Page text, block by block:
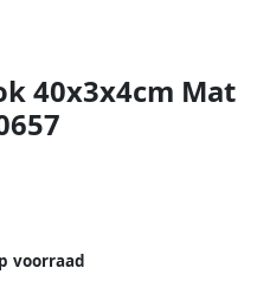
40x3x4cm Mat
voorraad